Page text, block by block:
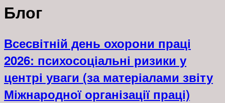
Блог
Всесвітній день охорони праці
2026: психосоціальні ризики у
центрі уваги (за матеріалами звіту
Міжнародної організації праці)